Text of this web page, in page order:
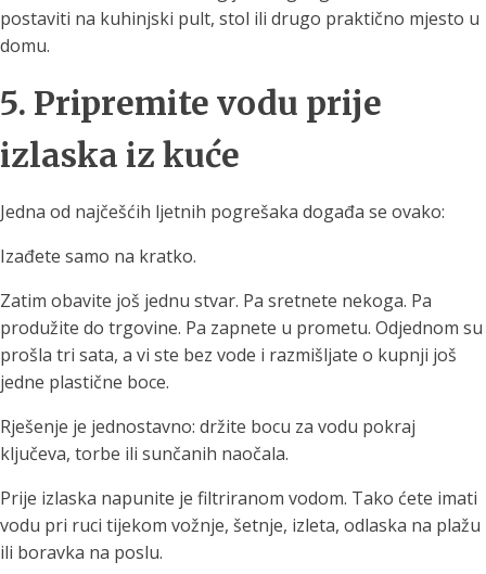
postaviti na kuhinjski pult, stol ili drugo praktično mjesto u
domu.
5. Pripremite vodu prije
izlaska iz kuće
Jedna od najčešćih ljetnih pogrešaka događa se ovako:
Izađete samo na kratko.
Zatim obavite još jednu stvar. Pa sretnete nekoga. Pa
produžite do trgovine. Pa zapnete u prometu. Odjednom su
prošla tri sata, a vi ste bez vode i razmišljate o kupnji još
jedne plastične boce.
Rješenje je jednostavno: držite bocu za vodu pokraj
ključeva, torbe ili sunčanih naočala.
Prije izlaska napunite je filtriranom vodom. Tako ćete imati
vodu pri ruci tijekom vožnje, šetnje, izleta, odlaska na plažu
ili boravka na poslu.